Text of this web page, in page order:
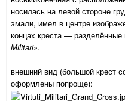
носилась на левой стороне
эмали, имел в центре
концах креста — разделённые
Militari».
внешний вид (большой крест
оформлены попроще):